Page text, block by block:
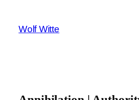
springen
Wolf Witte